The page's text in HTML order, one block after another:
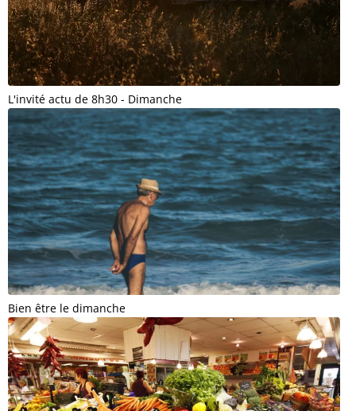
L'invité actu de 8h30 - Dimanche
Bien être le dimanche